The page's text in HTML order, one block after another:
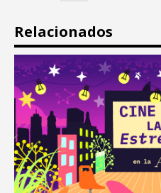
Relacionados